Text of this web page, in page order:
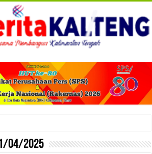
Siltap Serta Tunjangan Pemdes dan BPD di
04/2025